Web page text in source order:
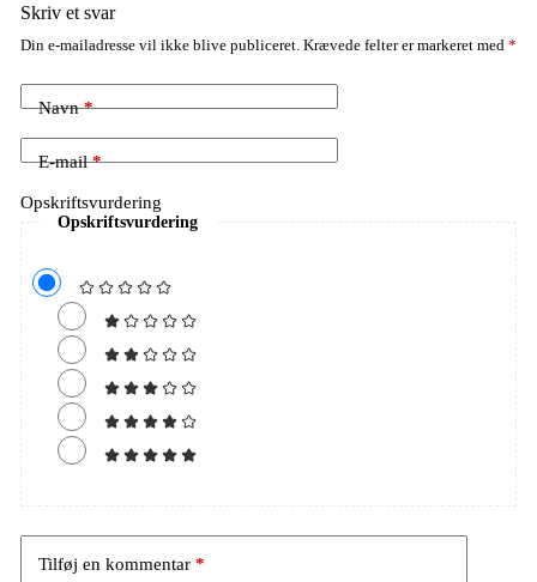
Skriv et svar
Din e-mailadresse vil ikke blive publiceret. Krævede felter er markeret med *
Navn*
E-mail*
Opskriftsvurdering
Opskriftsvurdering
Tilføj en kommentar *